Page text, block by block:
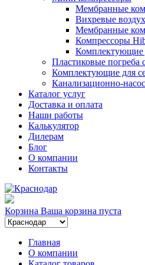
Мембранные
Вихревые
Мембранные
Компрессоры
Комплектующие
Пластиковые погреба
Комплектующие для
Канализационно-
Каталог услуг
Доставка и оплата
Наши работы
Калькулятор
Дилерам
Блог
О компании
Контакты
Корзина Ваша корзина пуста
Главная
О компании